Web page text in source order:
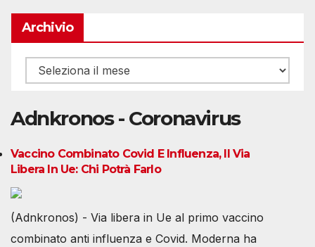
Archivio
Archivio
Adnkronos - Coronavirus
Vaccino Combinato Covid E Influenza, Il Via
Libera In Ue: Chi Potrà Farlo
(Adnkronos) - Via libera in Ue al primo vaccino
combinato anti influenza e Covid. Moderna ha